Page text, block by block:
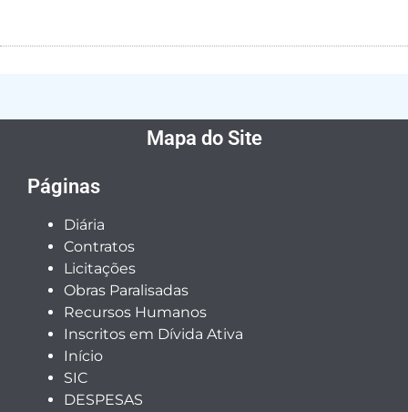
Mapa do Site
Páginas
Diária
Contratos
Licitações
Obras Paralisadas
Recursos Humanos
Inscritos em Dívida Ativa
Início
SIC
DESPESAS